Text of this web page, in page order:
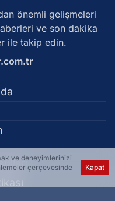
önemli gelişmeleri
ve son dakika
ile takip edin.
ve deneyimlerinizi
çerçevesinde
Kapat